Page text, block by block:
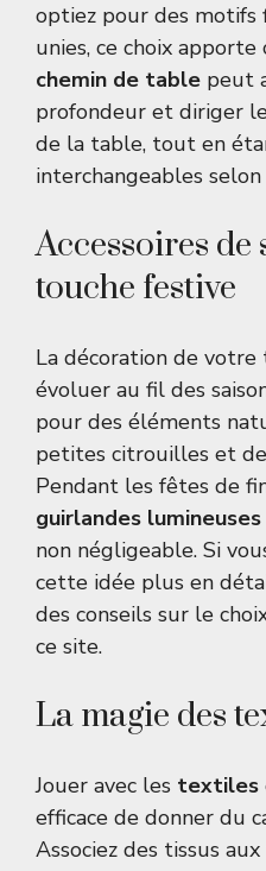
optiez pour des motifs
unies, ce choix
chemin de table peut
profondeur et diriger
de la table, tout en
interchangeables selon
Accessoires
touche festive
La décoration de
évoluer au fil des
pour des éléments
petites citrouilles et
Pendant les fêtes de
guirlandes lumineuses
non négligeable. Si
cette idée plus en
des conseils sur le
ce site.
La magie des
Jouer avec les textiles
efficace de donner du
Associez des tissus